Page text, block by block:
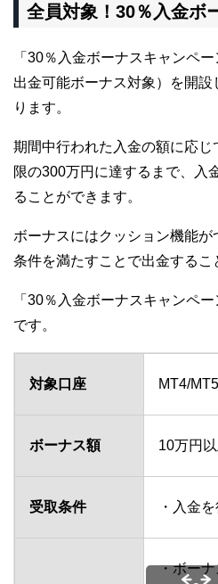
全員対象！30％入金ボ
「30％入金ボーナスキャンペ
出金可能ボーナス対象）を開
ります。
期間中行われた入金の額に応
限の300万円に達するまで、入
ることができます。
ボーナスにはクッション機能
条件を満たすことで出金するこ
「30％入金ボーナスキャンペ
です。
対象口座 MT4/
ボーナス額 10万円
受取条件 ・入金を
・ボー